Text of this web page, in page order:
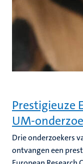
Prestigieuze
UM-
Drie onderzoekers
ontvangen een